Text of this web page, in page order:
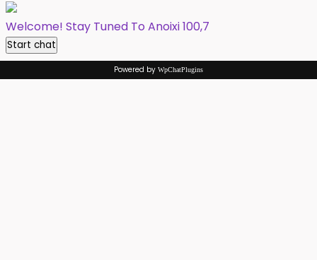
Welcome! Stay Tuned To Anoixi 100,7
Start chat
Powered by WpChatPlugins